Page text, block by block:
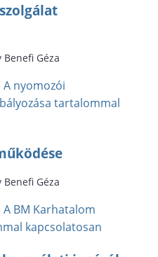
Géza
A nyomozói
tartalommal
Benefi Géza
A BM Karhatalom
kapcsolatosan